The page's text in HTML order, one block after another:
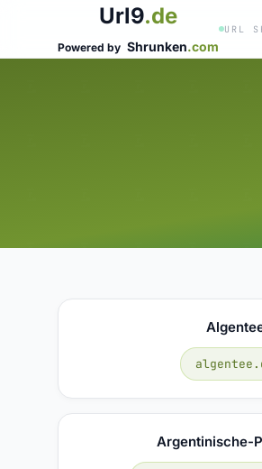
Url9.de
Powered by Shrunken.com
URL
Argentinische-